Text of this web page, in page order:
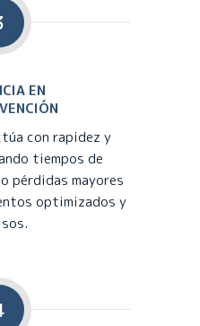
EN
con rapidez y
tiempos de
pérdidas mayores
optimizados y